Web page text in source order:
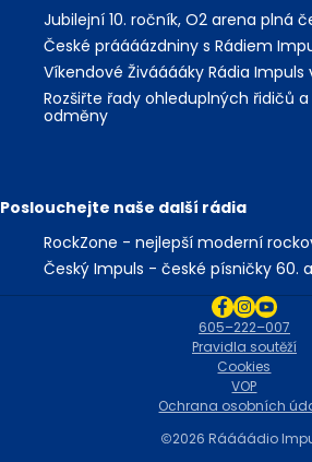
Jubilejní 10. ročník, O2 arena plná
České práááázdniny s Rádiem
Víkendové Živááááky Rádia Impuls
Rozšiřte řady ohleduplných řidičů
odměny
Poslouchejte naše další rádia
RockZone - nejlepší moderní
Český Impuls - české písničky 60.
2026 Ráááádio
Ochrana osobních
VOP
Cookies
Pravidla soutěží
605–222–007